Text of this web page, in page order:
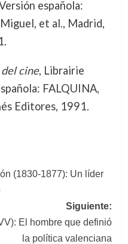
española:
et al., Madrid,
cine, Librairie
FALQUINA,
Editores, 1991.
(1830-1877): Un líder
Siguiente:
El hombre que definió
la política valenciana